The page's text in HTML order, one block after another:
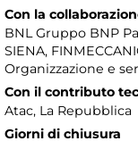
Con la
BNL Gruppo BNP
SIENA,
Organizzazione e
Con il contributo
Atac, La Repubblica
Giorni di chiusura